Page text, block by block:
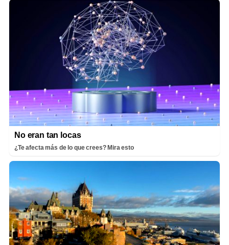
No eran tan locas
¿Te afecta más de lo que crees? Mira esto